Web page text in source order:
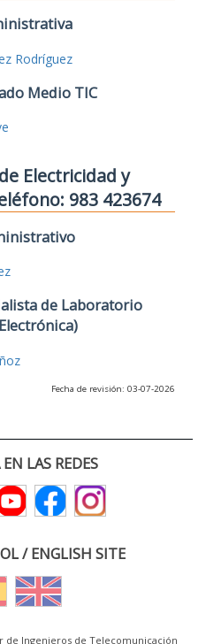
Rodríguez
Medio TIC
Electricidad y
983 423674
de Laboratorio
Fecha de revisión: 03-07-2026
LAS REDES
/ ENGLISH SITE
de Ingenieros de Telecomunicación